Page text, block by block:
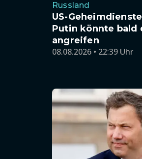
Russland
US-
Putin könnte bald
angreifen
08.08.2026 • 22:39 Uhr